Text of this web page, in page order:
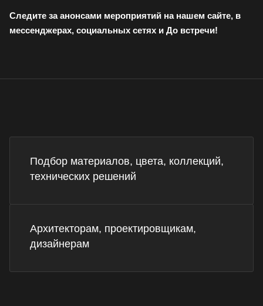
Следите за анонсами мероприятий на нашем сайте, в
мессенджерах, социальных сетях и До встречи!
Подбор материалов, цвета, коллекций,
технических решений
Архитекторам, проектировщикам,
дизайнерам